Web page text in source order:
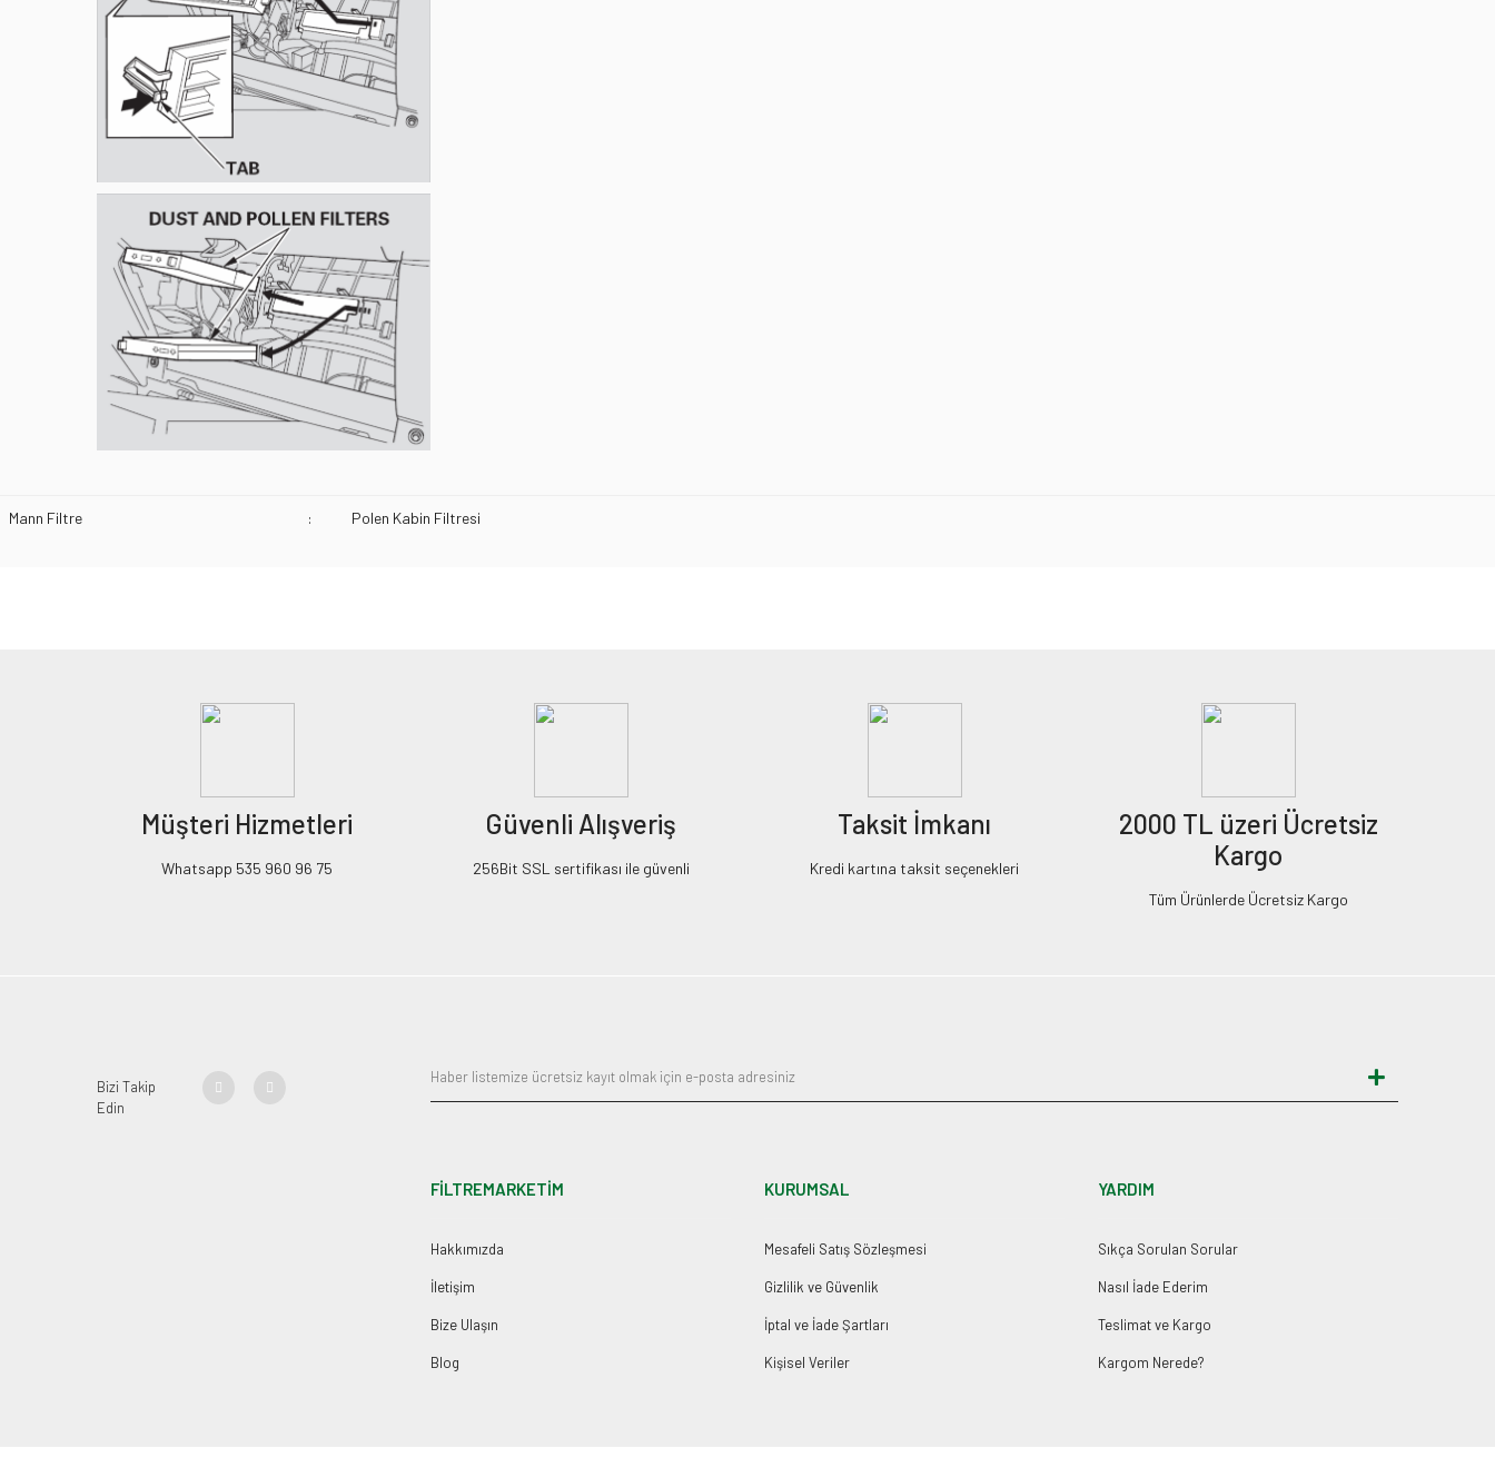
Mann Filtre : Polen Kabin Filtresi
Müşteri Hizmetleri
Whatsapp 535 960 96 75
Güvenli Alışveriş
256Bit SSL sertifikası ile güvenli
Taksit İmkanı
Kredi kartına taksit seçenekleri
2000 TL üzeri Ücretsiz
Kargo
Tüm Ürünlerde Ücretsiz Kargo
Bizi Takip
Edin
FİLTREMARKETİM
Hakkımızda
İletişim
Bize Ulaşın
Blog
KURUMSAL
Mesafeli Satış Sözleşmesi
Gizlilik ve Güvenlik
İptal ve İade Şartları
Kişisel Veriler
YARDIM
Sıkça Sorulan Sorular
Nasıl İade Ederim
Teslimat ve Kargo
Kargom Nerede?